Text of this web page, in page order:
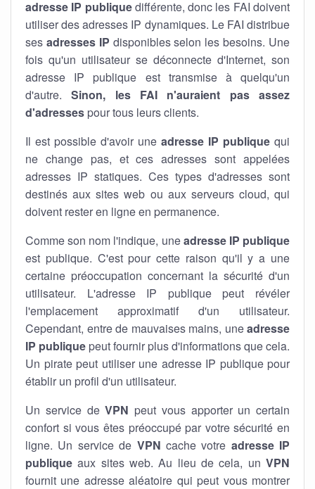
adresse IP publiquedifférente, donc les FAI doivent
utiliser des adresses IP dynamiques. Le FAI distribue
ses adresses IP disponibles selon les besoins. Une
fois qu'un utilisateur se déconnecte d'Internet, son
adresse IP publique est transmise à quelqu'un
d'autre.Sinon, les FAI n'auraient pas assez
d'adresses pour tous leurs clients.
Il est possible d'avoir une adresse IP publique qui
ne change pas, et ces adresses sont appelées
adresses IP statiques. Ces types d'adresses sont
destinés aux sites web ou aux serveurs cloud, qui
doivent rester en ligne en permanence.
Comme son nom l'indique, uneadresse IP publique
est publique. C'est pour cette raison qu'il y a une
certaine préoccupation concernant la sécurité d'un
utilisateur. L'adresse IP publique peut révéler
l'emplacement approximatif d'un utilisateur.
Cependant, entre de mauvaises mains, uneadresse
IP publique peut fournir plus d'informations que cela.
Un pirate peut utiliser une adresse IP publique pour
établir un profil d'un utilisateur.
Un service deVPN peut vous apporter un certain
confort si vous êtes préoccupé par votre sécurité en
ligne. Un service de VPN cache votre adresse IP
publique aux sites web. Au lieu de cela, un VPN
fournit une adresse aléatoire qui peut vous montrer